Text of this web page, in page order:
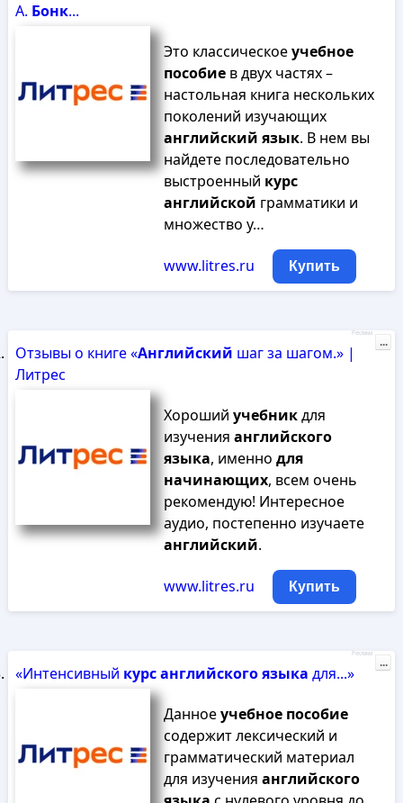
А. Бонк...
Это классическоеучебное
пособиев двух частях –
настольная книга нескольких
поколений изучающих
английский язык. В нем вы
найдете последовательно
выстроенный курс
английской грамматики и
множество у…
www.litres.ru Купить
Отзывы о книге «Английский шаг за шагом.» |
Литрес
Хороший учебникдля
изучения английского
языка, именно для
начинающих, всем очень
рекомендую! Интересное
аудио, постепенно изучаете
английский.
www.litres.ru Купить
Реклама
...
«Интенсивный курсанглийскогоязыка для...»
Данноеучебное пособие
содержит лексический и
грамматический материал
для изучения английского
Реклама
...